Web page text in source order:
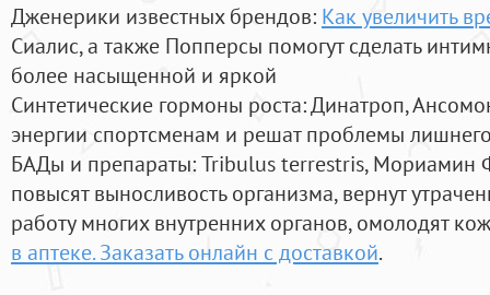
Дженерики известных брендов: Как увеличить
Сиалис, а также Попперсы помогут сделать
более насыщенной и яркой
Синтетические гормоны роста: Динатроп,
энергии спортсменам и решат проблемы
БАДы и препараты:Tribulus terrestris, Мориамин
повысят выносливость организма, вернут
работу многих внутренних органов, омолодят
в аптеке. Заказать онлайн с доставкой.